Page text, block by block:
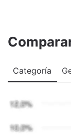
Categoría